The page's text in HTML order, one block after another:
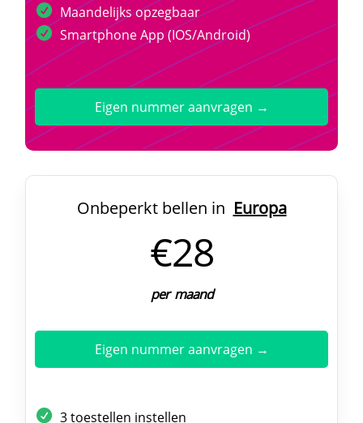
Maandelijks opzegbaar
Smartphone App (IOS/Android)
Eigen nummer aanvragen →
Onbeperkt bellen in Europa
€28
per maand
Eigen nummer aanvragen →
3 toestellen instellen